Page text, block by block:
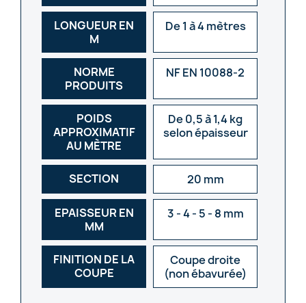
LONGUEUR EN
M
De 1 à 4 mètres
NORME
PRODUITS
NF EN 10088-2
POIDS
APPROXIMATIF
AU MÈTRE
De 0,5 à 1,4 kg
selon épaisseur
SECTION 20 mm
EPAISSEUR EN
MM
3 - 4 - 5 - 8 mm
FINITION DE LA
COUPE
Coupe droite
(non ébavurée)